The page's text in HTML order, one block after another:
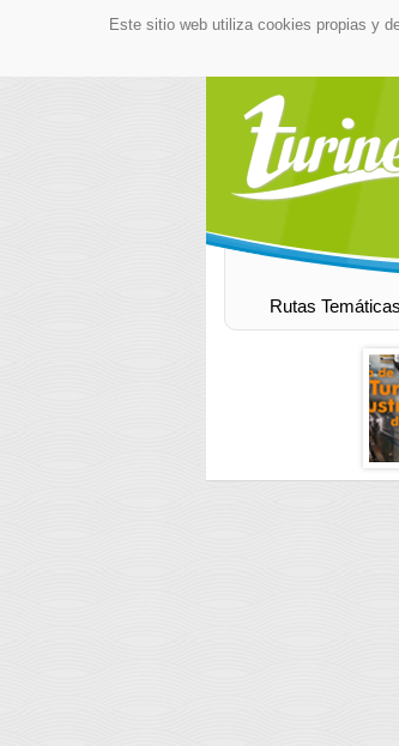
Este sitio web utiliza cookies propias y
Rutas Temáticas